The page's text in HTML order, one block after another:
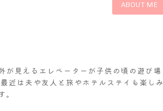
ABOUT ME
が見えるエレベーターが子供の頃の遊び場
近は夫や友人と旅やホテルステイも楽しみ